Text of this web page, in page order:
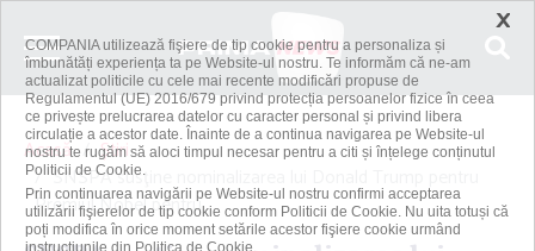
Acasă
Știri
SNSPA susţine nominalizarea lui Donald Trump pentru
Premiul Nobel pentru...
×
COMPANIA utilizează fişiere de tip cookie pentru a personaliza și
îmbunătăți experiența ta pe Website-ul nostru. Te informăm că ne-am
actualizat politicile cu cele mai recente modificări propuse de
Regulamentul (UE) 2016/679 privind protecția persoanelor fizice în ceea
ce privește prelucrarea datelor cu caracter personal și privind libera
circulație a acestor date. Înainte de a continua navigarea pe Website-ul
nostru te rugăm să aloci timpul necesar pentru a citi și înțelege conținutul
Politicii de Cookie.
Prin continuarea navigării pe Website-ul nostru confirmi acceptarea
utilizării fişierelor de tip cookie conform Politicii de Cookie. Nu uita totuși că
poți modifica în orice moment setările acestor fişiere cookie urmând
instrucțiunile din Politica de Cookie.